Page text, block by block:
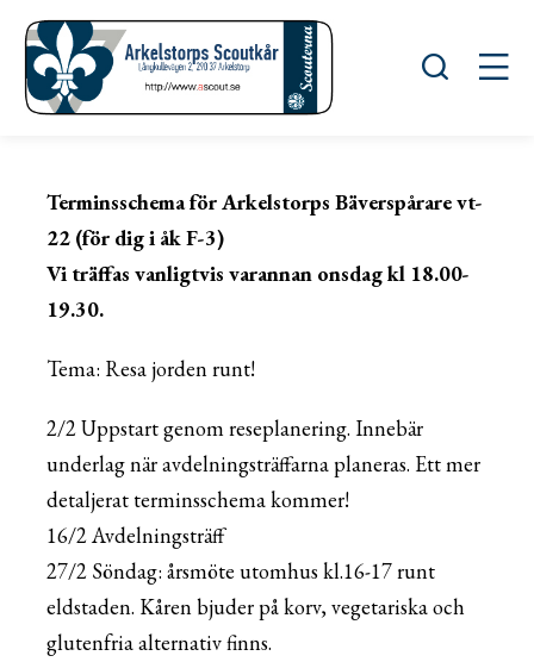
Öppna
Terminsschema för Arkelstorps Bäverspårare vt-
22 (för dig i åk F-3)
Vi träffas vanligtvis varannan onsdag kl 18.00-
19.30.
Tema: Resa jorden runt!
2/2 Uppstart genom reseplanering. Innebär
underlag när avdelningsträffarna planeras. Ett mer
detaljerat terminsschema kommer!
16/2 Avdelningsträff
27/2 Söndag: årsmöte utomhus kl.16-17 runt
eldstaden. Kåren bjuder på korv, vegetariska och
glutenfria alternativ finns.